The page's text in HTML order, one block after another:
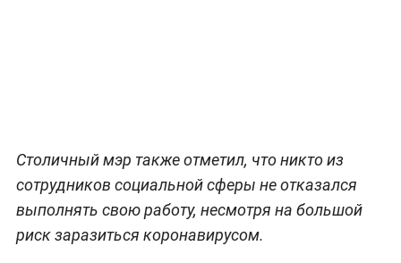
Столичный мэр также отметил, что никто из
сотрудников социальной сферы не отказался
выполнять свою работу, несмотря на большой
риск заразиться коронавирусом.